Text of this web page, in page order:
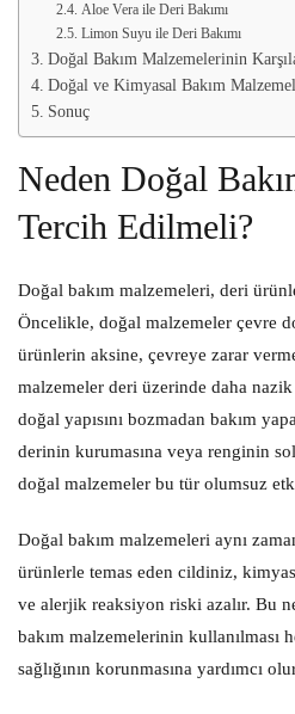
Aloe Vera ile Deri Bakımı
Limon Suyu ile Deri Bakımı
Doğal Bakım Malzemelerinin
Doğal ve Kimyasal Bakım
Sonuç
Neden Doğal
Tercih Edilmeli?
Doğal bakım malzemeleri, deri
Öncelikle, doğal malzemeler çevre
ürünlerin aksine, çevreye zarar
malzemeler deri üzerinde daha
doğal yapısını bozmadan bakım
derinin kurumasına veya renginin
doğal malzemeler bu tür olumsuz
Doğal bakım malzemeleri aynı
ürünlerle temas eden cildiniz,
ve alerjik reaksiyon riski azalır. Bu
bakım malzemelerinin kullanılması
sağlığının korunmasına yardımcı